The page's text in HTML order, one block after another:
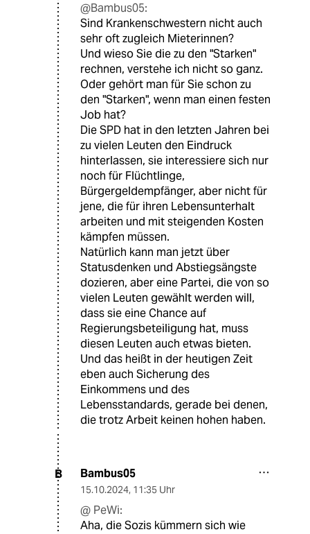
@Bambus05:
Sind Krankenschwestern nicht auch
sehr oft zugleich Mieterinnen?
Und wieso Sie die zu den "Starken"
rechnen, verstehe ich nicht so ganz.
Oder gehört man für Sie schon zu
den "Starken", wenn man einen festen
Job hat?
Die SPD hat in den letzten Jahren bei
zu vielen Leuten den Eindruck
hinterlassen, sie interessiere sich nur
noch für Flüchtlinge,
Bürgergeldempfänger, aber nicht für
jene, die für ihren Lebensunterhalt
arbeiten und mit steigenden Kosten
kämpfen müssen.
Natürlich kann man jetzt über
Statusdenken und Abstiegsängste
dozieren, aber eine Partei, die von so
vielen Leuten gewählt werden will,
dass sie eine Chance auf
Regierungsbeteiligung hat, muss
diesen Leuten auch etwas bieten.
Und das heißt in der heutigen Zeit
eben auch Sicherung des
Einkommens und des
Lebensstandards, gerade bei denen,
die trotz Arbeit keinen hohen haben.
B Bambus05
15.10.2024, 11:35 Uhr
@ PeWi:
Aha, die Sozis kümmern sich wie